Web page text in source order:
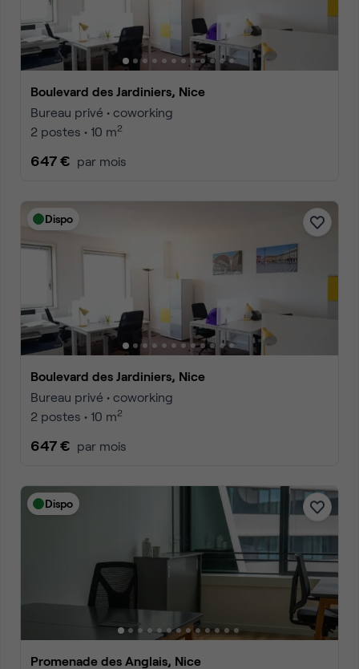
Boulevard des Jardiniers, Nice
Bureau privé • coworking
2 postes • 10 m2
647 € par mois
Dispo
Boulevard des Jardiniers, Nice
Bureau privé • coworking
2 postes • 10 m2
647 € par mois
Dispo
Promenade des Anglais, Nice